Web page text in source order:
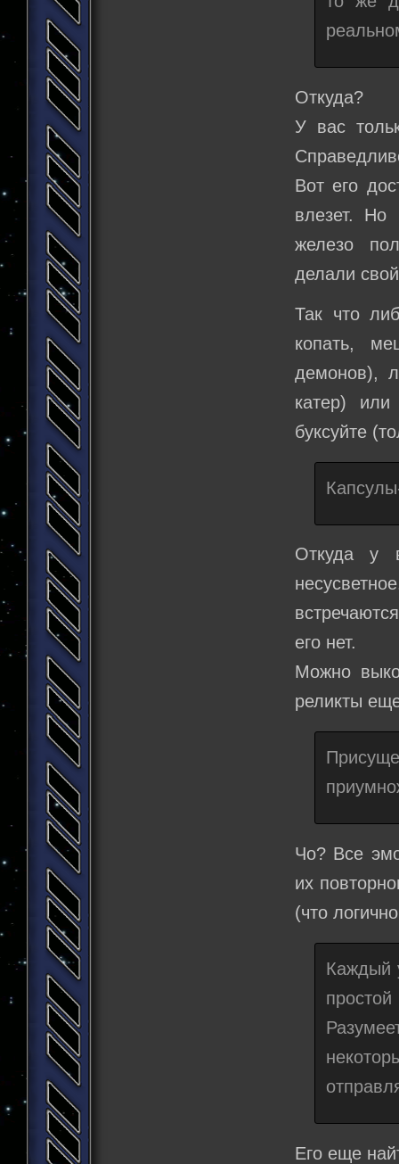
Откуда?
У вас
Вот его
влезет. Но
железо
делали
Так что
копать,
демонов),
катер)
буксуйте
Откуда у
его нет.
Можно
реликты
Чо? Все
их
(что
Каждый
Его еще